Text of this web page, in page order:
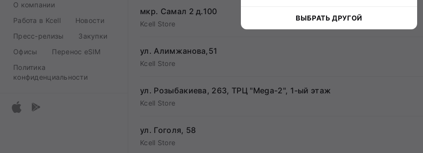
О компании
Работа в Kcell
Новости
Пресс-релизы
Закупки
Офисы
Перенос eSIM
Политика
конфиденциальности
мкр. Самал 2 д.100
Kcell Store
ул. Алимжанова,51
Kcell Store
ул. Розыбакиева, 263, ТРЦ "Mega-2", 1-ый этаж
Kcell Store
ул. Гоголя, 58
Kcell Store
ВЫБРАТЬ ДРУГОЙ